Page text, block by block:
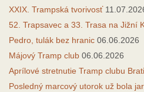
XXIX. Trampská tvorivosť
52. Trapsavec a 33. Trasa na Jižní
Pedro, tulák bez hranic 06.06.2026
Májový Tramp club 06.06.2026
Aprílové stretnutie Tramp clubu
Posledný marcový utorok už bola jar